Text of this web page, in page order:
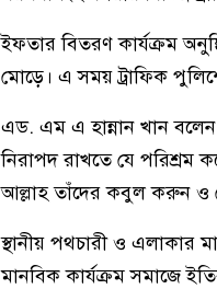
ইফতার বিতরণ কার্যক্রম
মোড়ে। এ সময় ট্রাফিক
এড. এম এ হান্নান খান
নিরাপদ রাখতে যে পরিশ্রম
আল্লাহ তাঁদের কবুল করুন ও
স্থানীয় পথচারী ও এলাকার
মানবিক কার্যক্রম সমাজে